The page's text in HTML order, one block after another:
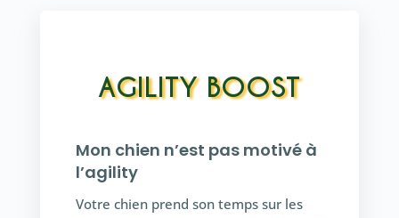
AGILITY BOOST
Mon chien n’est pas motivé à
l’agility
Votre chien prend son temps sur les